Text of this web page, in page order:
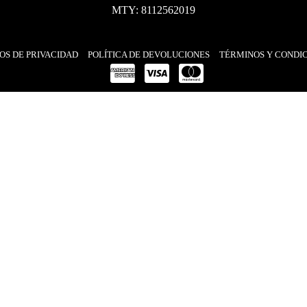
MTY: 8112562019
DE PRIVACIDAD POLÍTICA DE DEVOLUCIONES TÉRMINOS Y